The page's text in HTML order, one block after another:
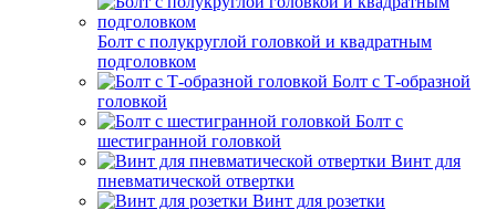
Болт с полукруглой головкой и квадратным
подголовком
Болт с Т-образной
головкой
Болт с
шестигранной головкой
Винт для
пневматической отвертки
Винт для розетки